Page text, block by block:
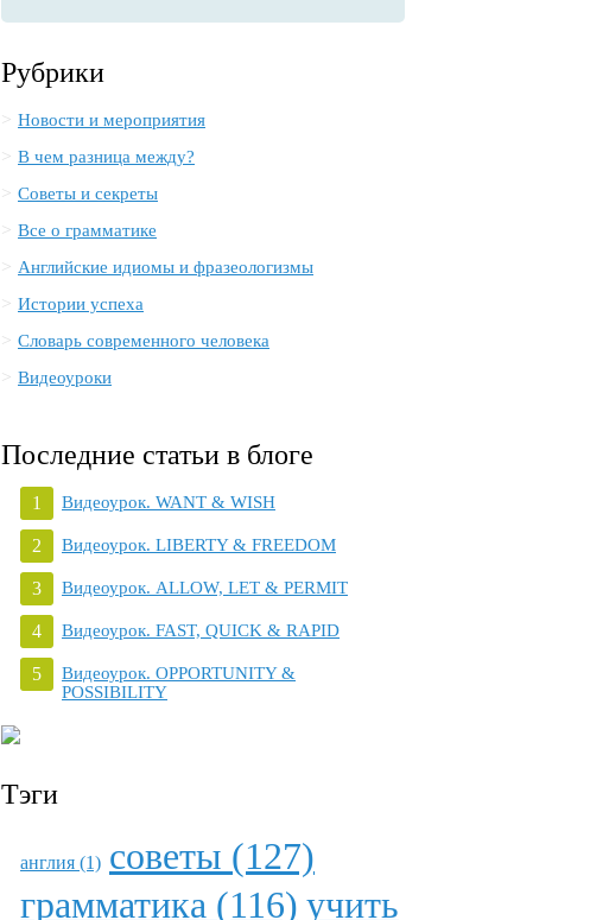
Рубрики
Новости и мероприятия
В чем разница между?
Советы и секреты
Все о грамматике
Английские идиомы и фразеологизмы
Истории успеха
Словарь современного человека
Видеоуроки
Последние статьи в блоге
Видеоурок. WANT & WISH
Видеоурок. LIBERTY & FREEDOM
Видеоурок. ALLOW, LET & PERMIT
Видеоурок. FAST, QUICK & RAPID
Видеоурок. OPPORTUNITY &
POSSIBILITY
Тэги
англия (1) советы (127)
грамматика (116) учить